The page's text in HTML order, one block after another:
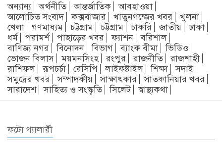
অন্যান্য অর্থনীতি আন্তর্জাতিক
আবহাওয়া
আলোচিত সংবাদ
কক্সবাজার খাতুনগন্জের খবর
খুলনা
খেলা
গণমাধ্যম চট্টগ্রাম চট্টগ্রাম চাকরি জাতীয়
ঢাকা
ধর্ম
পরামর্শ পাহাড়ের খবর ফ্যাশন
বরিশাল
বাণিজ্য নগর
বিনোদন বিভাগ ব্যাংক বীমা
ভিডিও
ভোজন বিলাস
ময়মনসিংহ রংপুর রাজনীতি
রাজশাহী
রাশিফল
রূপচর্চা রেসিপি লাইফষ্টাইল শিক্ষা
সদাই
সমুদ্রের খবর
সম্পাদকীয় সাক্ষাৎকার
সাতকানিয়ার খবর
সারাদেশ
সাহিত্য ও সংস্কৃতি সিলেট স্বাস্থ্যকথা
ফটো গ্যালারী